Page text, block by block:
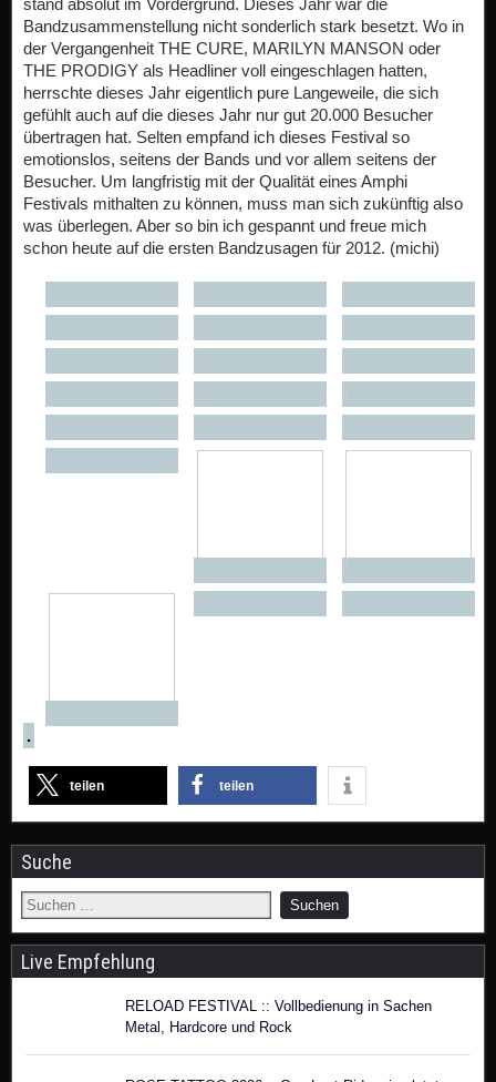
Bandzusammenstellung nicht sonderlich stark besetzt. Wo in
der Vergangenheit THE CURE, MARILYN MANSON oder
THE PRODIGY als Headliner voll eingeschlagen hatten,
herrschte dieses Jahr eigentlich pure Langeweile, die sich
gefühlt auch auf die dieses Jahr nur gut 20.000 Besucher
übertragen hat. Selten empfand ich dieses Festival so
emotionslos, seitens der Bands und vor allem seitens der
Besucher. Um langfristig mit der Qualität eines Amphi
Festivals mithalten zu können, muss man sich zukünftig also
was überlegen. Aber so bin ich gespannt und freue mich
schon heute auf die ersten Bandzusagen für 2012. (michi)
Live Empfehlung
RELOAD FESTIVAL :: Vollbedienung in Sachen
Metal, Hardcore und Rock
BURNING Q FESTIVAL :: 3 Tage Metal & Camping
Amboss-Mag.de © 2025 (www.amboss-mag.de/Facebook)